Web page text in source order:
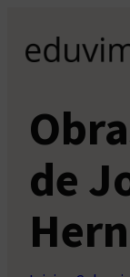
contenido
de